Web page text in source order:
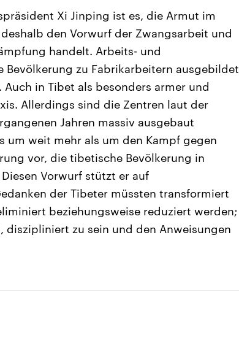
Xi Jinping ist es, die Armut im
den Vorwurf der Zwangsarbeit und
handelt. Arbeits- und
zu Fabrikarbeitern ausgebildet
in Tibet als besonders armer und
Allerdings sind die Zentren laut der
Jahren massiv ausgebaut
um weit mehr als um den Kampf gegen
vor, die tibetische Bevölkerung in
Vorwurf stützt er auf
der Tibeter müssten transformiert
beziehungsweise reduziert werden;
diszipliniert zu sein und den Anweisungen